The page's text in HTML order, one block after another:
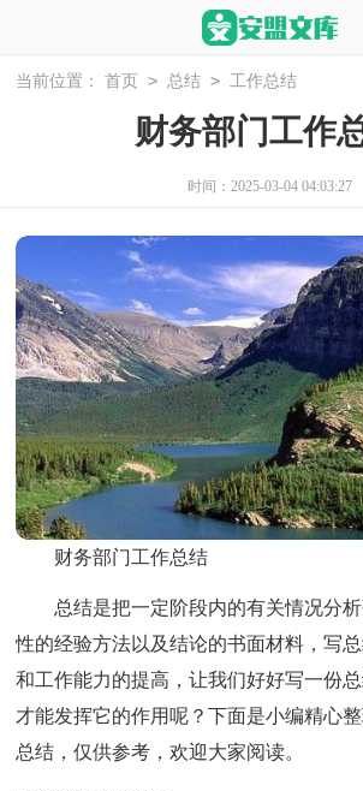
当前位置： 首页 > 总结 > 工作总结
财务部门工作
时间：2025-03-04 04:03:27
财务部门工作总结
总结是把一定阶段内的有关情况分
性的经验方法以及结论的书面材料，写
和工作能力的提高，让我们好好写一份
才能发挥它的作用呢？下面是小编精心
总结，仅供参考，欢迎大家阅读。